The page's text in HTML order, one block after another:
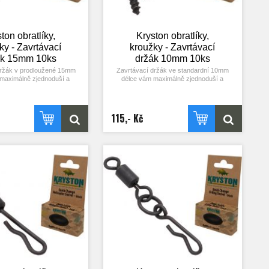
obratlíky,
- Zavrtávací
15mm 10ks
v prodloužené 15mm
zjednoduší a
kuličku na tento držák,
na háčku namísto vlasu
nahazovat! 10ks.
Kryston obratlíky,
kroužky - Zavrtávací
držák 10mm 10ks
Zavrtávací držák ve standardní 10mm
délce vám maximálně zjednoduší a
Jednoduše navrtáte kuličku na tento držák,
který je umístěný na háčku namísto vlasu
a můžete nahazovat! 10ks.
115,- Kč